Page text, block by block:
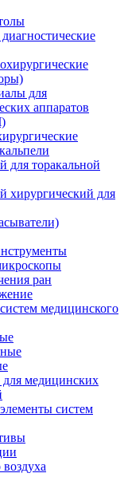
для
аппаратов
для торакальной
хирургический для
ран
медицинского
медицинских
систем